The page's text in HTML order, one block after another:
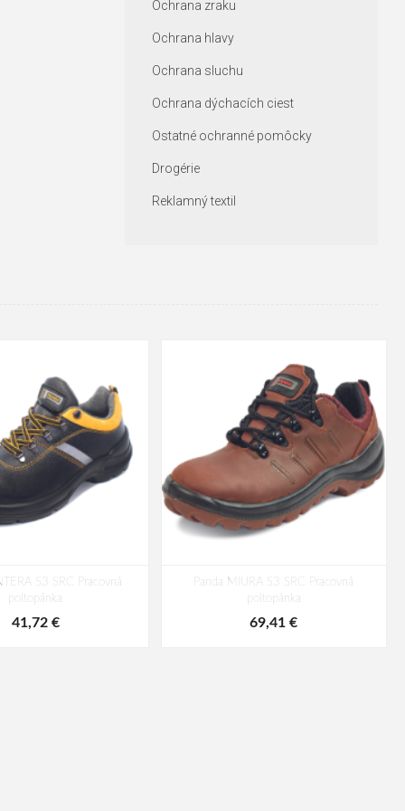
Ochrana zraku
Ochrana hlavy
Ochrana sluchu
Ochrana dýchacích ciest
Ostatné ochranné pomôcky
Drogérie
Reklamný textil
S3 SRC Pracovná
poltopánka
41,72 €
Panda MIURA S3 SRC Pracovná
poltopánka
69,41 €